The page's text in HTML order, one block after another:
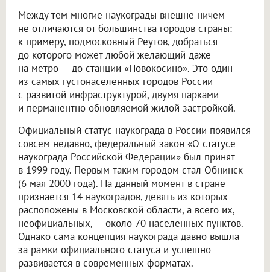
Между тем многие наукограды внешне ничем
не отличаются от большинства городов страны:
к примеру, подмосковный Реутов, добраться
до которого может любой желающий даже
на метро — до станции «Новокосино». Это один
из самых густонаселенных городов России
с развитой инфраструктурой, двумя парками
и перманентно обновляемой жилой застройкой.
Официальный статус наукограда в России появился
совсем недавно, федеральный закон «О статусе
наукограда Российской Федерации» был принят
в 1999 году. Первым таким городом стал Обнинск
(6 мая 2000 года). На данный момент в стране
признается 14 наукоградов, девять из которых
расположены в Московской области, а всего их,
неофициальных, — около 70 населенных пунктов.
Однако сама концепция наукограда давно вышла
за рамки официального статуса и успешно
развивается в современных форматах.